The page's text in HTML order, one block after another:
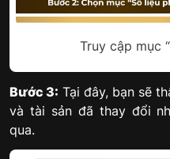
Truy cập mục
Bước 3: Tại đây, bạn sẽ
và tài sản đã thay đổi
qua.